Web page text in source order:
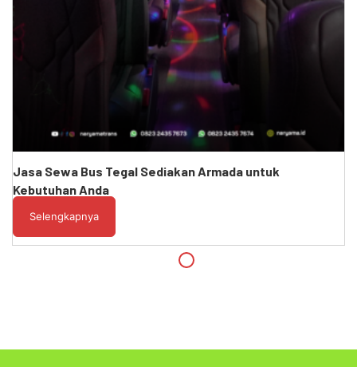
Jasa Sewa Bus Tegal Sediakan Armada untuk
Kebutuhan Anda
Selengkapnya